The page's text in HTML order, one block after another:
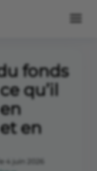
fonds
qu’il
en
4 juin 2026